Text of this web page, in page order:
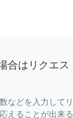
合はリクエス
などを入力してリ
えることが出来る